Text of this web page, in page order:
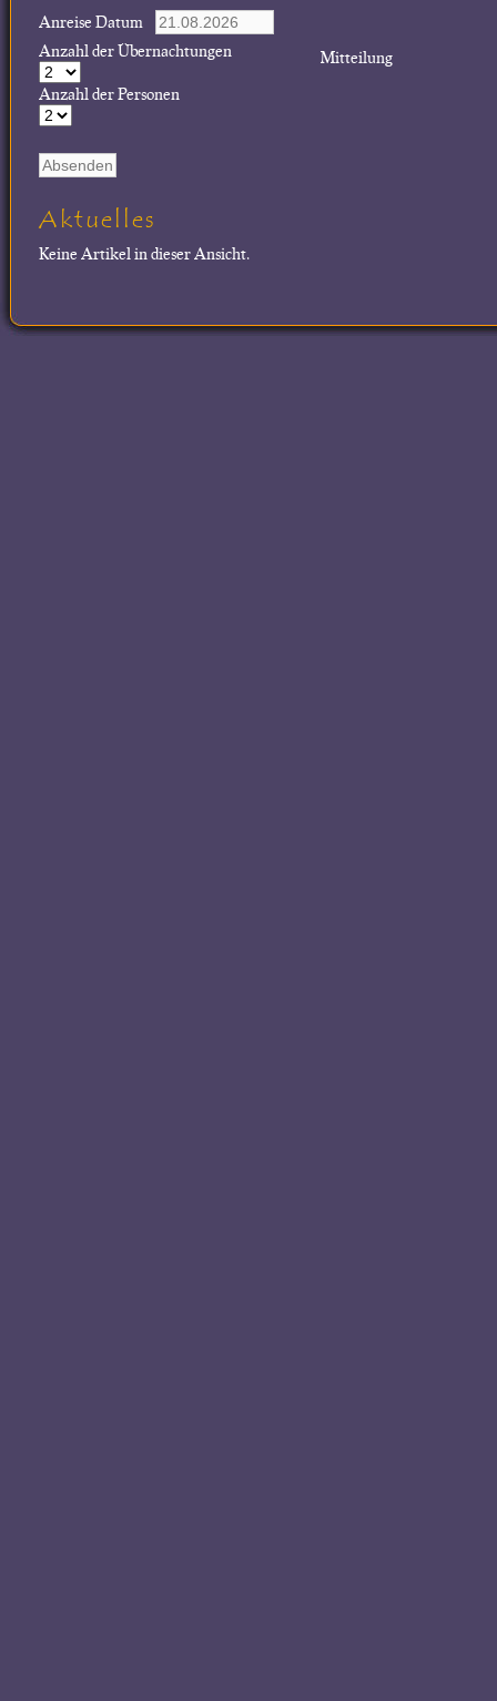
Mitteilung
Anreise Datum
Anzahl der Übernachtungen
Anzahl der Personen
Aktuelles
Keine Artikel in dieser Ansicht.